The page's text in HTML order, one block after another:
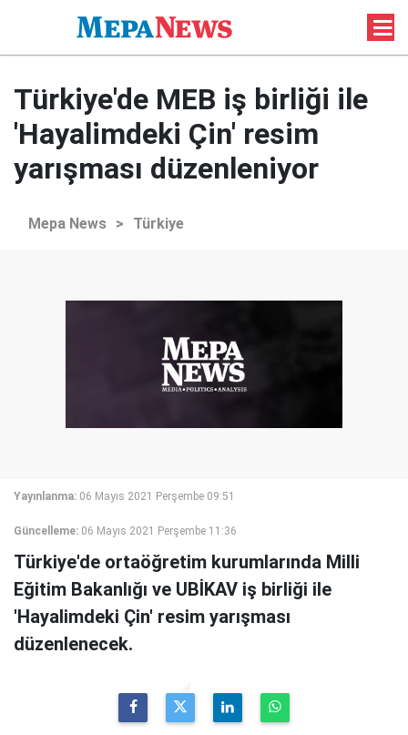
Türkiye'de MEB iş birliği ile
'Hayalimdeki Çin' resim
yarışması düzenleniyor
Mepa News > Türkiye
Yayınlanma: 06 Mayıs 2021 Perşembe 09:51
Güncelleme: 06 Mayıs 2021 Perşembe 11:36
Türkiye'de ortaöğretim kurumlarında Milli
Eğitim Bakanlığı ve UBİKAV iş birliği ile
'Hayalimdeki Çin' resim yarışması
düzenlenecek.